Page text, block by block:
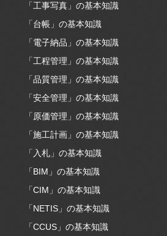
「工事写真」の基本知識
「台帳」の基本知識
「電子納品」の基本知識
「工程管理」の基本知識
「品質管理」の基本知識
「安全管理」の基本知識
「原価管理」の基本知識
「施工計画」の基本知識
「入札」の基本知識
「BIM」の基本知識
「CIM」の基本知識
「NETIS」の基本知識
「CCUS」の基本知識